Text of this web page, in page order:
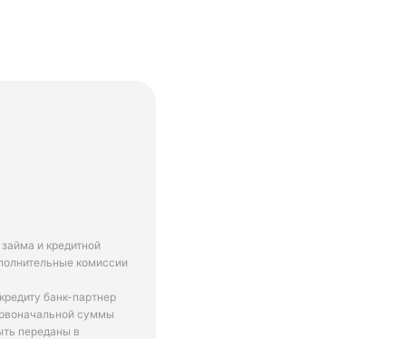
и кредитной
комиссии
банк-партнер
суммы
переданы в